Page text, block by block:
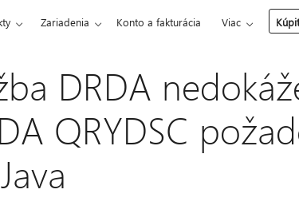
Zariadenia Konto a fakturácia Viac
DRDA
QRYDSC